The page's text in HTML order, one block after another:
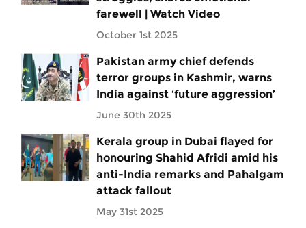
farewell | Watch Video
October 1st 2025
Pakistan army chief defends
terror groups in Kashmir, warns
India against ‘future aggression’
June 30th 2025
Kerala group in Dubai flayed for
honouring Shahid Afridi amid his
anti-India remarks and Pahalgam
attack fallout
May 31st 2025